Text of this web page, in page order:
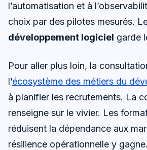
l’automatisation et à
choix par des pilotes mesurés.
développement logiciel garde
Pour aller plus loin, la
l’écosystème des métiers du
à planifier les recrutements. La
renseigne sur le vivier. Les
réduisent la dépendance aux
résilience opérationnelle y gagne.